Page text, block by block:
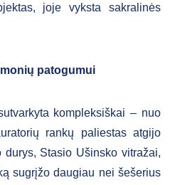
joje vyksta sakralinės
patogumui
kompleksiškai – nuo
rankų paliestas atgijo
durys, Stasio Ušinsko vitražai,
sugrįžo daugiau nei šešerius